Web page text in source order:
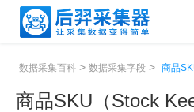
数据采集百科 > 数据采集字段 > 商品
商品SKU（Stock